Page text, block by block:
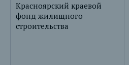
Красноярский краевой
фонд жилищного
строительства